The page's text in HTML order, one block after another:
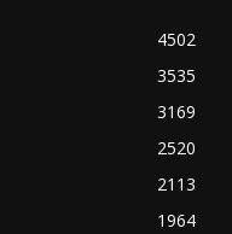
4502
3535
3169
2520
2113
1964